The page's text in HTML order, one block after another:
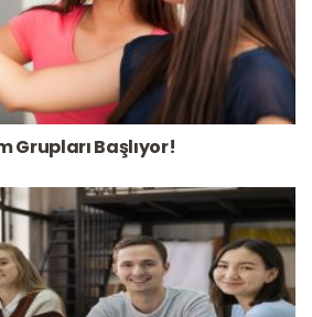
Grupları Başlıyor!